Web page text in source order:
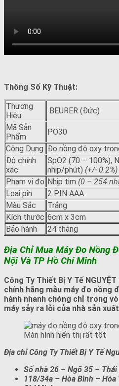
Thông Số Kỹ Thuật:
Thương
Hiệu
BEURER (Đức)
Mã Sản
Phẩm
PO30
Công Dụng Đo nồng độ oxy
Độ chính
xác
SpO2 (70 – 100%),
nhịp/phút) (+/- 0.2%)
Phạm vi đo Nhịp tim (0 – 254
Loại pin
2 PIN AAA
Màu Sắc
Trắng
Kích thước 6cm x 3cm
Bảo hành
24 tháng
Địa Chỉ Mua Máy Đo Nồng
Nội Và TP Hồ Chí Minh
Công Ty Thiết Bị Y Tế
chính hãng mẫu máy đo nồng
hành nhanh chóng chỉ trong
máy sảy ra lỗi của nhà sản
Màn hình hiển thị rất tốt
Địa chỉ Công Ty Thiết Bị Y Tế
Số nhà 26 – Ngõ 35 –
118/34a – Hòa Bình –